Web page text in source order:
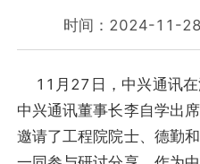
时间：2024-11-28
11月27日，中兴通讯在
中兴通讯董事长李自学出
邀请了工程院院士、德勤